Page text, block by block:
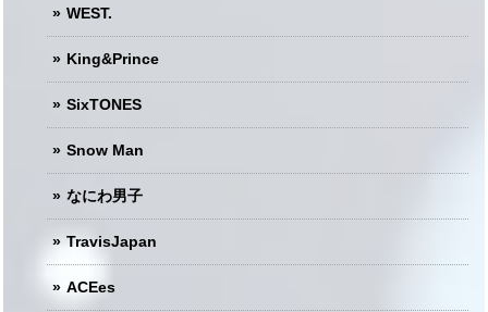
WEST.
King&Prince
SixTONES
Snow Man
なにわ男子
TravisJapan
ACEes